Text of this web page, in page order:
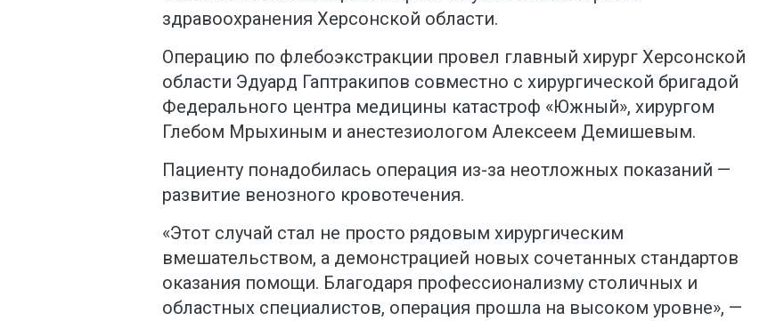
здравоохранения Херсонской области.
Операцию по флебоэкстракции провел главный хирург Херсонской
области Эдуард Гаптракипов совместно с хирургической бригадой
Федерального центра медицины катастроф «Южный», хирургом
Глебом Мрыхиным и анестезиологом Алексеем Демишевым.
Пациенту понадобилась операция из-за неотложных показаний —
развитие венозного кровотечения.
«Этот случай стал не просто рядовым хирургическим
вмешательством, а демонстрацией новых сочетанных стандартов
оказания помощи. Благодаря профессионализму столичных и
областных специалистов, операция прошла на высоком уровне», —